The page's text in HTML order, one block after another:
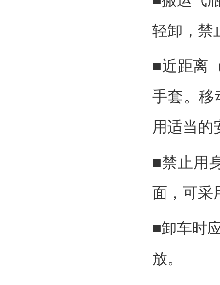
轻卸，禁
■近距离
手套。移
用适当的
■禁止用
面，可采
■卸车时
放。